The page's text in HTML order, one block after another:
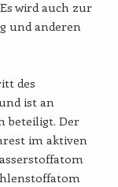
wird auch zur
und anderen
des
ist an
beteiligt. Der
im aktiven